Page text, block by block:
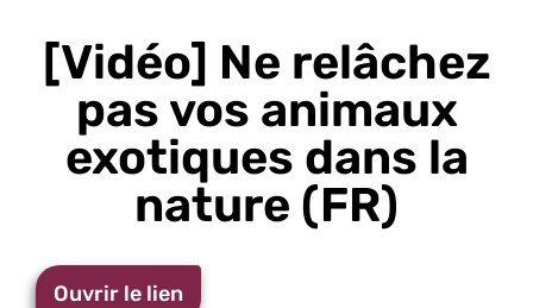
[Vidéo] Ne relâchez
pas vos animaux
exotiques dans la
nature (FR)
Ouvrir le lien